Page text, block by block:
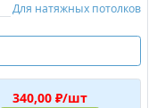
Для натяжных потолков
340,00 ₽/шт